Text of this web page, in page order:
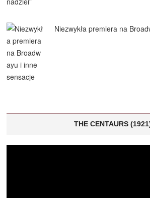
Niezwykła premiera na
THE CENTAURS